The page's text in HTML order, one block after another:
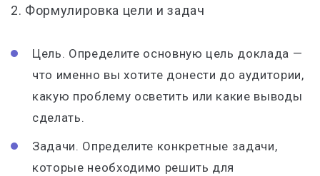
2. Формулировка цели и задач
Цель. Определите основную цель доклада —
что именно вы хотите донести до аудитории,
какую проблему осветить или какие выводы
сделать.
Задачи. Определите конкретные задачи,
которые необходимо решить для